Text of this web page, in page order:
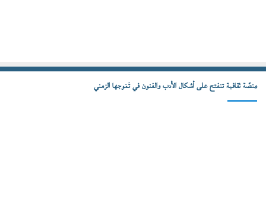
مِنصّة ثقافية تنفتح على أشكال الأدب والفنون في تَمَوجها الزمني